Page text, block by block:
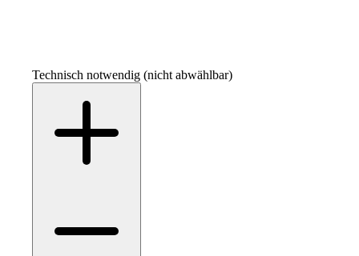
Technisch notwendig (nicht abwählbar)